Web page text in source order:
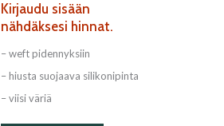
Kirjaudu sisään
nähdäksesi hinnat.
– weft pidennyksiin
– hiusta suojaava silikonipinta
– viisi väriä